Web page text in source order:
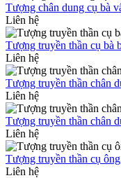
Tượng chân dung cụ bà
Liên hệ
Tượng truyền thần cụ bà
Liên hệ
Tượng truyền thần chân
Liên hệ
Tượng truyền thần chân
Liên hệ
Tượng truyền thần cụ
Liên hệ